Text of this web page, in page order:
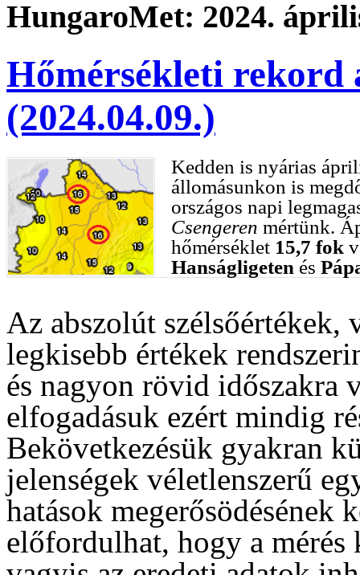
HungaroMet: 2024.
Hőmérsékleti rekord
(2024.04.09.)
Kedden is nyárias
állomásunkon is
országos napi
Csengeren mértünk.
hőmérséklet 15,7 fok
Hanságligeten és
Az abszolút szélsőértékek,
legkisebb értékek
és nagyon rövid időszakra
elfogadásuk ezért mindig
Bekövetkezésük gyakran
jelenségek véletlenszerű
hatások megerősödésének
előfordulhat, hogy a